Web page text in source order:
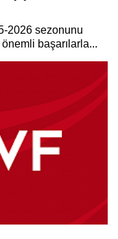
2026 sezonunu
başarılarla...